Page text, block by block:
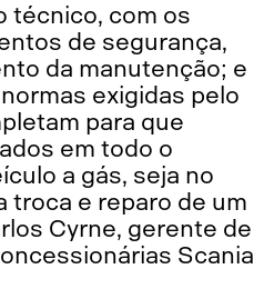
técnico, com os
de segurança,
da manutenção; e
exigidas pelo
para que
em todo o
a gás, seja no
troca e reparo de um
Cyrne, gerente de
Scania